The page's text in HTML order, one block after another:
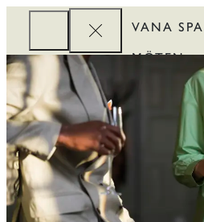
VANA SPA
MÖTEN
FÖRETAG
REWARDS